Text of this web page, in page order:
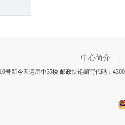
中心简介
号新今天运用中35楼 邮政快递编写代码：